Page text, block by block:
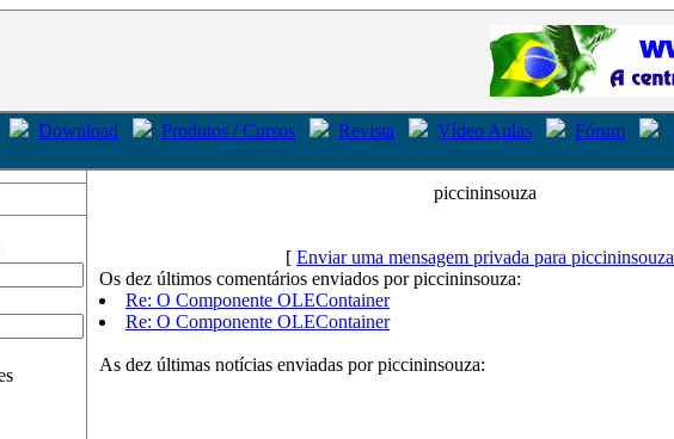
Download Produtos / Cursos Revista Vídeo Aulas
Fórum
piccininsouza
[ Enviar uma mensagem privada para piccininsouza
Os dez últimos comentários enviados por piccininsouza:
Re: O Componente OLEContainer
Re: O Componente OLEContainer
As dez últimas notícias enviadas por piccininsouza: